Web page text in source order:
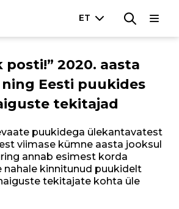
posti!” 2020. aasta
Eesti puukides
tekitajad
puukidega ülekantavatest
viimase kümne aasta jooksul
annab esimest korda
nahale kinnitunud puukidelt
tekitajate kohta üle